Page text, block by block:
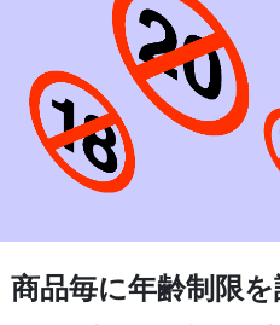
商品毎に年齢制限